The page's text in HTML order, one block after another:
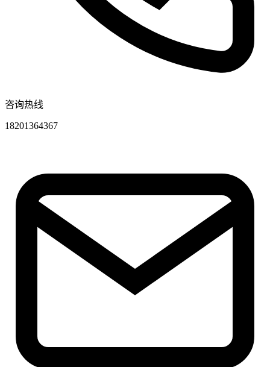
咨询热线
18201364367